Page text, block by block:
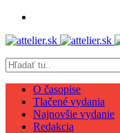
O časopise
Tlačené vydania
Najnovšie vydanie
Redakcia